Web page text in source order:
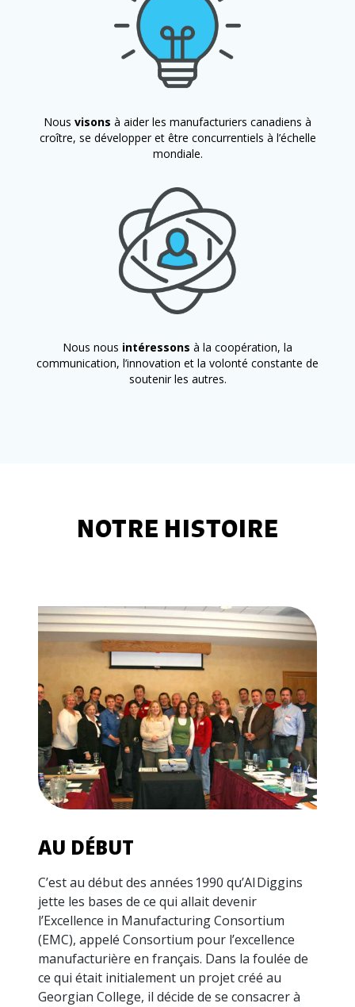
Nous visons à aider les manufacturiers canadiens à
croître, se développer et être concurrentiels à l’échelle
mondiale.
Nous nous intéressons à la coopération, la
communication, l’innovation et la volonté constante de
soutenir les autres.
NOTRE HISTOIRE
AU DÉBUT
C’est au début des années 1990 qu’Al Diggins
jette les bases de ce qui allait devenir
l’Excellence in Manufacturing Consortium
(EMC), appelé Consortium pour l’excellence
manufacturière en français. Dans la foulée de
ce qui était initialement un projet créé au
Georgian College, il décide de se consacrer à